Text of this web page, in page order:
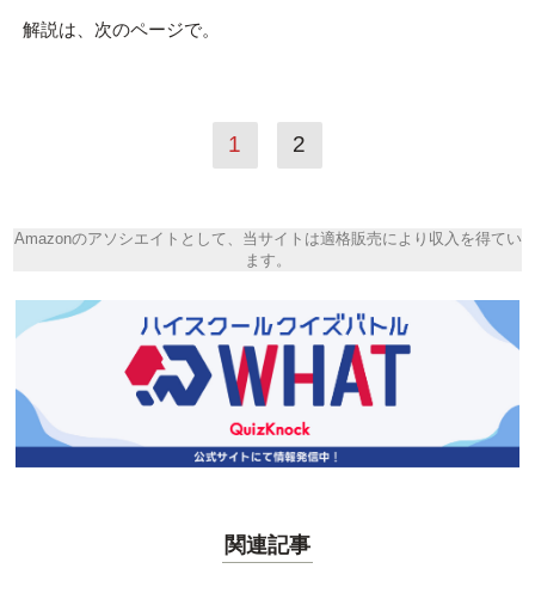
解説は、次のページで。
1 2
Amazonのアソシエイトとして、当サイトは適格販売により収入を得てい
ます。
関連記事